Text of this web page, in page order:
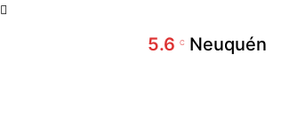
5.6 C Neuquén